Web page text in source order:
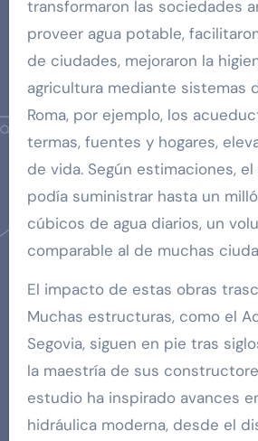
transformaron las sociedades
proveer agua potable,
de ciudades, mejoraron la
agricultura mediante sistemas
Roma, por ejemplo, los
termas, fuentes y hogares,
de vida. Según estimaciones,
podía suministrar hasta un
cúbicos de agua diarios, un
comparable al de muchas
El impacto de estas obras
Muchas estructuras, como el
Segovia, siguen en pie tras
la maestría de sus
estudio ha inspirado avances
hidráulica moderna, desde el